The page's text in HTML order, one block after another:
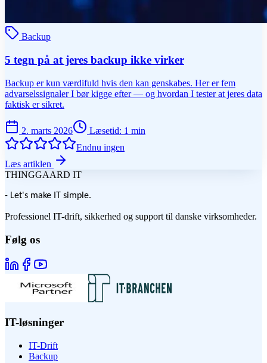
Backup
5 tegn på at jeres backup ikke virker
Backup er kun værdifuld hvis den kan genskabes. Her er fem
advarselssignaler I bør kigge efter — og hvordan I tester at jeres data
faktisk er sikret.
2. marts 2026 Læsetid: 1 min
Endnu ingen
Læs artiklen
THINGGAARD IT
- Let's make IT simple.
Professionel IT-drift, sikkerhed og support til danske virksomheder.
Følg os
IT-løsninger
IT-Drift
Backup